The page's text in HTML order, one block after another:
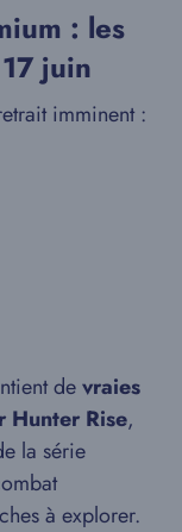
: les
juin
imminent :
devraies
Hunter Rise,
la série
à explorer.